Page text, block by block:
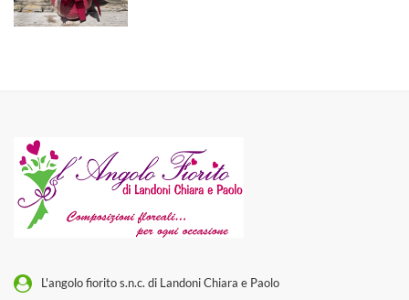
L'angolo fiorito s.n.c. di Landoni Chiara e Paolo